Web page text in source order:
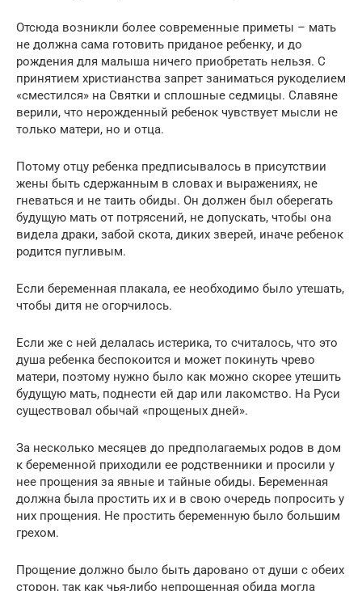
Отсюда возникли более современные приметы – мать
не должна сама готовить приданое ребенку, и до
рождения для малыша ничего приобретать нельзя. С
принятием христианства запрет заниматься рукоделием
«сместился» на Святки и сплошные седмицы. Славяне
верили, что нерожденный ребенок чувствует мысли не
только матери, но и отца.
Потому отцу ребенка предписывалось в присутствии
жены быть сдержанным в словах и выражениях, не
гневаться и не таить обиды. Он должен был оберегать
будущую мать от потрясений, не допускать, чтобы она
видела драки, забой скота, диких зверей, иначе ребенок
родится пугливым.
Если беременная плакала, ее необходимо было утешать,
чтобы дитя не огорчилось.
Если же с ней делалась истерика, то считалось, что это
душа ребенка беспокоится и может покинуть чрево
матери, поэтому нужно было как можно скорее утешить
будущую мать, поднести ей дар или лакомство. На Руси
существовал обычай «прощеных дней».
За несколько месяцев до предполагаемых родов в дом
к беременной приходили ее родственники и просили у
нее прощения за явные и тайные обиды. Беременная
должна была простить их и в свою очередь попросить у
них прощения. Не простить беременную было большим
грехом.
Прощение должно было быть даровано от души с обеих
сторон, так как чья-либо непрощенная обида могла